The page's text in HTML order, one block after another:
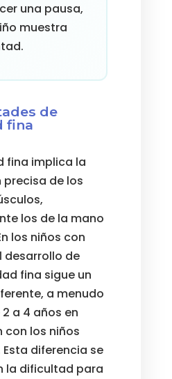
una pausa,
muestra
de
fina
fina implica la
de los
los de la mano
los niños con
desarrollo de
fina sigue un
a menudo
a 4 años en
los niños
diferencia se
la dificultad para